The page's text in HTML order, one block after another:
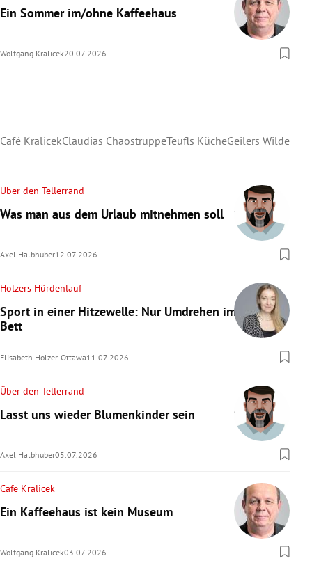
Ein Sommer im/ohne Kaffeehaus
Wolfgang Kralicek20.07.2026
Café KralicekClaudias ChaostruppeTeufls KücheGeilers Wilder
Über den Tellerrand
Was man aus dem Urlaub mitnehmen soll
Axel Halbhuber12.07.2026
Holzers Hürdenlauf
Sport in einer Hitzewelle: Nur Umdrehen im
Bett
Elisabeth Holzer-Ottawa11.07.2026
Über den Tellerrand
Lasst uns wieder Blumenkinder sein
Axel Halbhuber05.07.2026
Cafe Kralicek
Ein Kaffeehaus ist kein Museum
Wolfgang Kralicek03.07.2026